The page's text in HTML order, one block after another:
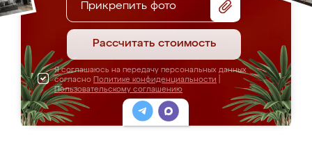
Прикрепить фото
Рассчитать стоимость
Я соглашаюсь на передачу персональных данных
согласно Политике конфиденциальности
Пользовательскому соглашению